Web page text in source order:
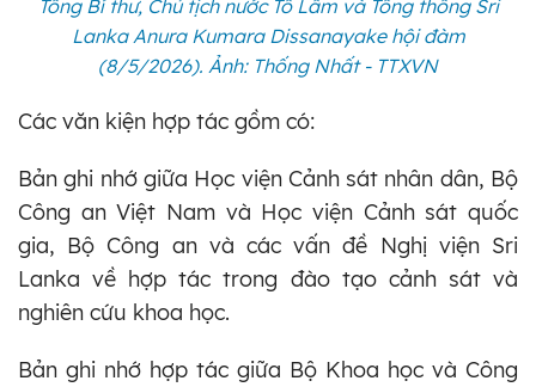
Tổng Bí thư, Chủ tịch nước Tô Lâm và Tổng thống Sri
Lanka Anura Kumara Dissanayake hội đàm
(8/5/2026). Ảnh: Thống Nhất - TTXVN
Các văn kiện hợp tác gồm có:
Bản ghi nhớ giữa Học viện Cảnh sát nhân dân, Bộ
Công an Việt Nam và Học viện Cảnh sát quốc
gia, Bộ Công an và các vấn đề Nghị viện Sri
Lanka về hợp tác trong đào tạo cảnh sát và
nghiên cứu khoa học.
Bản ghi nhớ hợp tác giữa Bộ Khoa học và Công